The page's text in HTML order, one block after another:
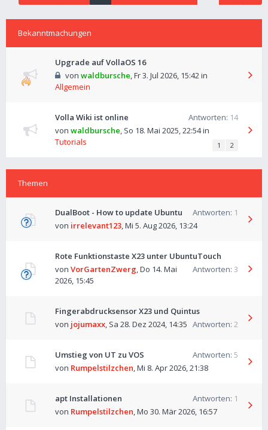
Bekanntmachungen
Upgrade auf VollaOS 16
von waldbursche,Fr 3. Jul 2026, 15:42in
Allgemein
Volla Wiki ist online Antworten: 14
von waldbursche, So 18. Mai 2025, 22:54in
Tutorials
1 2
Themen
DualBoot - How to update Ubuntu Antworten: 1
von irrelevant123,Mi 5. Aug 2026, 13:24
Rote Funktionstaste X23 unter UbuntuTouch
Antworten: 3
von VorGartenZwerg,Do 14. Mai
2026, 15:45
Fingerabdrucksensor X23 und Quintus
Antworten: 2
von jojumaxx, Sa 28. Dez 2024, 14:35
Umstieg von UT zu VOS Antworten: 5
von Rumpelstilzchen,Mi 8. Apr 2026, 21:38
apt Installationen Antworten: 1
von Rumpelstilzchen,Mo 30. Mär 2026, 16:57